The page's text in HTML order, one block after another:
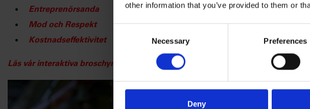
other information that you’ve provided to them or
Necessary Preferences
Deny
Entreprenörsanda
Mod och Respekt
Kostnadseffektivitet
​Läs vår interaktiva broschyr eller klicka på bilden nedan